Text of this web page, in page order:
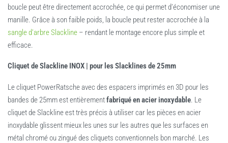
boucle peut être directement accrochée, ce qui permet d’économiser une
manille. Grâce à son faible poids, la boucle peut rester accrochée à la
sangle d’arbre Slackline – rendant le montage encore plus simple et
efficace.
Cliquet de Slackline INOX | pour les Slacklines de 25mm
Le cliquet PowerRatsche avec des espacers imprimés en 3D pour les
bandes de 25mm est entièrementfabriqué en acier inoxydable. Le
cliquet de Slackline est très précis à utiliser car les pièces en acier
inoxydable glissent mieux les unes sur les autres que les surfaces en
métal chromé ou zingué des cliquets conventionnels bon marché. Les